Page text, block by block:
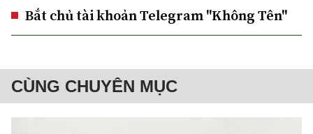
Bắt chủ tài khoản Telegram "Không Tên"
CÙNG CHUYÊN MỤC